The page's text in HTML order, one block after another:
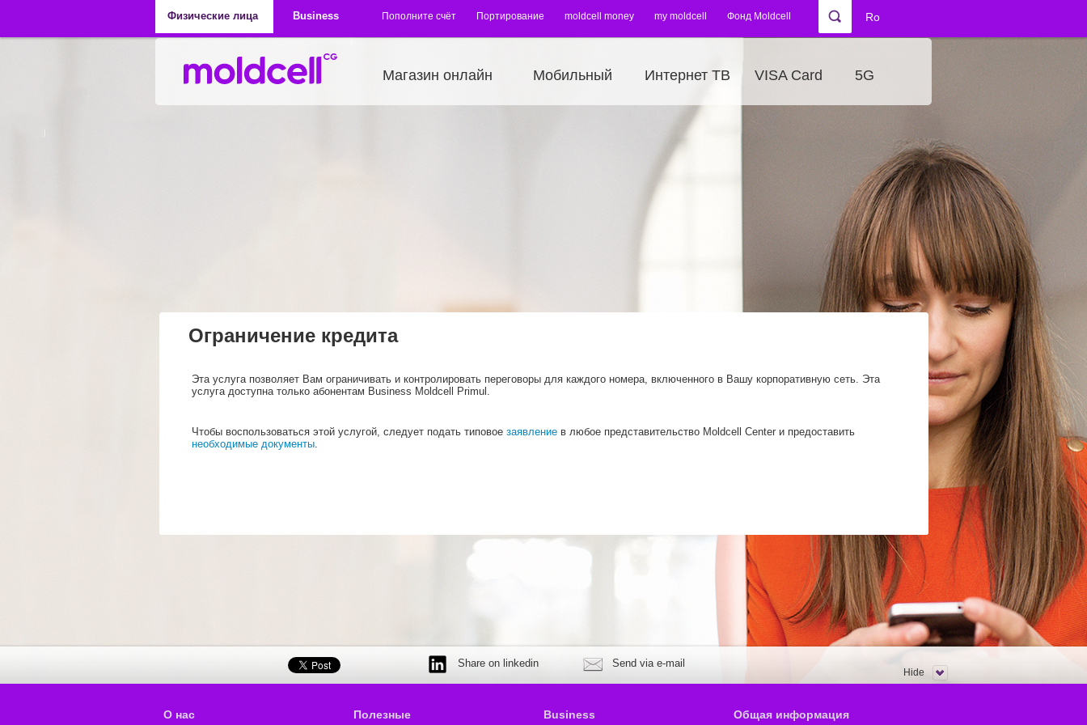
Физические лица
Business Пополните счёт Портирование moldcell money my moldcell Фонд Moldcell Ro
Магазин онлайн Мобильный Интернет ТВ VISA Card 5G
Ограничение кредита
Эта услуга позволяет Вам ограничивать и контролировать переговоры для каждого номера, включенного в Вашу корпоративную сеть. Эта
услуга доступна только абонентам Business Moldcell Primul.
Чтобы воспользоваться этой услугой, следует подать типовое заявлениев любое представительство Moldcell Center и предоставить
необходимые документы.
Share on linkedin Send via e-mail
Hide
О нас Полезные Business Общая информация